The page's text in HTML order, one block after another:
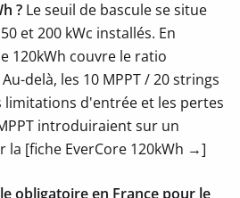
? Le seuil de bascule se situe
et 200 kWc installés. En
120kWh couvre le ratio
delà, les 10 MPPT / 20 strings
limitations d'entrée et les pertes
introduiraient sur un
la [fiche EverCore 120kWh →]
obligatoire en France pour le